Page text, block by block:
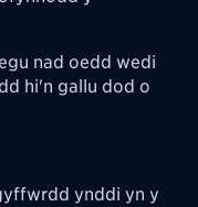
nad oedd wedi
hi'n gallu dod o
ynddi yn y